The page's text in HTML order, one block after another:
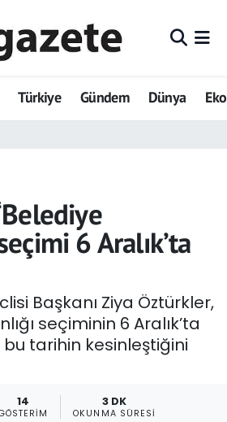
Türkiye Gündem Dünya
6 Aralık’ta
Başkanı Ziya Öztürkler,
seçiminin 6 Aralık’ta
bu tarihin kesinleştiğini
14 3 DK
OKUNMA SÜRESI